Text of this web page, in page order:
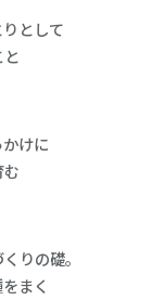
として
けに
りの礎。
まく